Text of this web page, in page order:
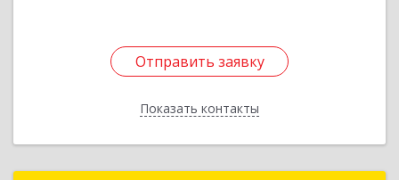
Отправить заявку
Показать контакты
Отправить заявку
Назад